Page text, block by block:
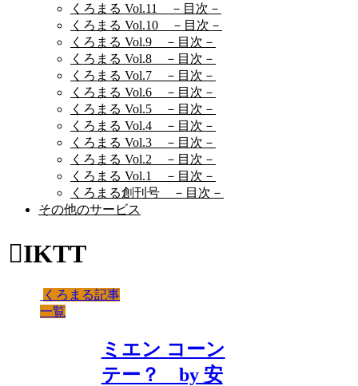
くろまる Vol.11 －目次－
くろまる Vol.10 －目次－
くろまる Vol.9 －目次－
くろまる Vol.8 －目次－
くろまる Vol.7 －目次－
くろまる Vol.6 －目次－
くろまる Vol.5 －目次－
くろまる Vol.4 －目次－
くろまる Vol.3 －目次－
くろまる Vol.2 －目次－
くろまる Vol.1 －目次－
くろまる創刊号 －目次－
その他のサービス
IKTT
くろまる記事
一覧
ミエン コーン
テー？ by 安